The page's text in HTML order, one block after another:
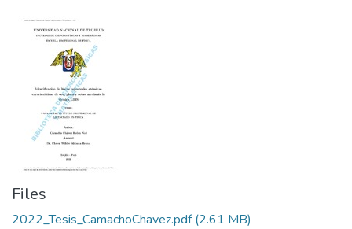
Files
2022_Tesis_CamachoChavez.pdf (2.61 MB)